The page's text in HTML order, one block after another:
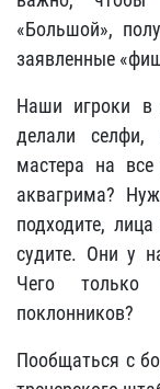
«Большой»,
заявленные
Наши игроки в
делали селфи,
мастера на
аквагрима?
подходите,
судите. Они у
Чего только
поклонников?
Пообщаться с